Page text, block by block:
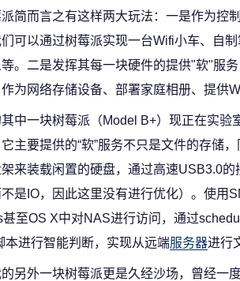
简而言之有这样两大玩法：一是作为控
可以通过树莓派实现一台Wifi小车、自
。二是发挥其每一块硬件的提供"软"服
为网络存储设备、部署家庭相册、提供
中一块树莓派（Model B+）现正在实
主要提供的“软”服务不只是文件的存储
来装载闲置的硬盘，通过高速USB3.0
是IO，因此这里没有进行优化）。使用
至OS X中对NAS进行访问，通过
本进行智能判断，实现从远端服务器进行
另外一块树莓派更是久经沙场，曾经一